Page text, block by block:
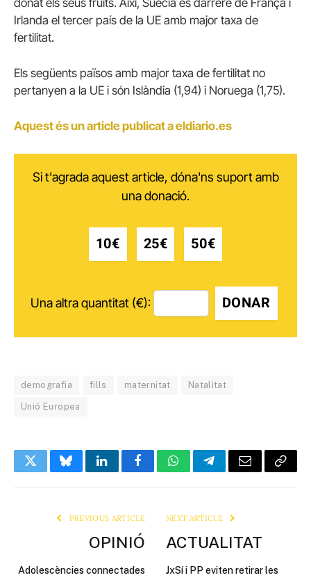
donat els seus fruits. Així, Suècia és darrere de França i
Irlanda el tercer país de la UE amb major taxa de
fertilitat.
Els següents països amb major taxa de fertilitat no
pertanyen a la UE i són Islàndia (1,94) i Noruega (1,75).
Aquest és un article publicat a eldiario.es
Si t'agrada aquest article, dóna'ns suport amb
una donació.
10€ 25€ 50€
Una altra quantitat (€): DONAR
demografia fills maternitat Natalitat
Unió Europea
TwitterBlueskyLinkedInFacebookWhatsAppTelegramEmail Copy
PREVIOUS ARTICLE
OPINIÓ
Adolescències connectades
NEXT ARTICLE
ACTUALITAT
JxSí i PP eviten retirar les